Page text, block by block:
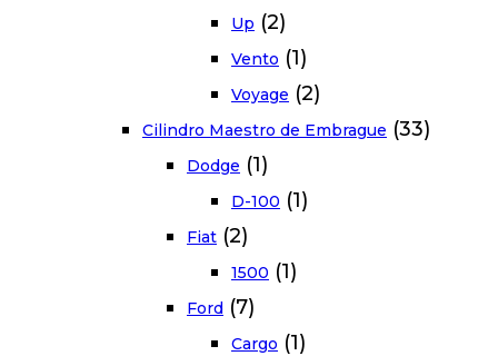
Up (2)
Vento (1)
Voyage (2)
Cilindro Maestro de Embrague (33)
Dodge (1)
D-100 (1)
Fiat (2)
1500 (1)
Ford (7)
Cargo (1)